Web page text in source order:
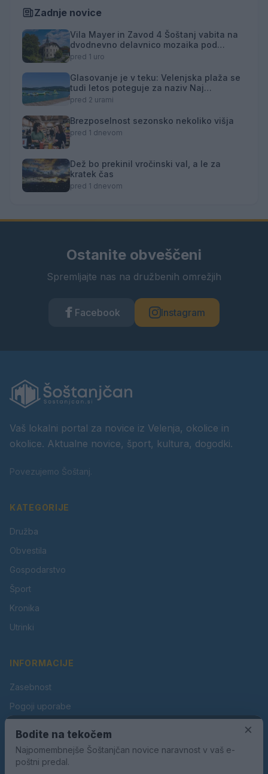
Zadnje novice
Vila Mayer in Zavod 4 Šoštanj vabita na
dvodnevno delavnico mozaika pod
mentorstvom Mojce Marije Černivšek
pred 1 uro
Glasovanje je v teku: Velenjska plaža se
tudi letos poteguje za naziv Naj
kopališče
pred 2 urami
Brezposelnost sezonsko nekoliko višja
pred 1 dnevom
Dež bo prekinil vročinski val, a le za
kratek čas
pred 1 dnevom
Ostanite obveščeni
Spremljajte nas na družbenih omrežjih
Facebook Instagram
Vaš lokalni portal za novice iz Velenja, okolice in
okolice. Aktualne novice, šport, kultura, dogodki.
Povezujemo Šoštanj.
KATEGORIJE
Družba
Obvestila
Gospodarstvo
Šport
Kronika
Utrinki
INFORMACIJE
Zasebnost
Pogoji uporabe
Oglaševanje
Kontakt
×
Bodite na tekočem
Najpomembnejše Šoštanjčan novice naravnost v vaš e-
poštni predal.